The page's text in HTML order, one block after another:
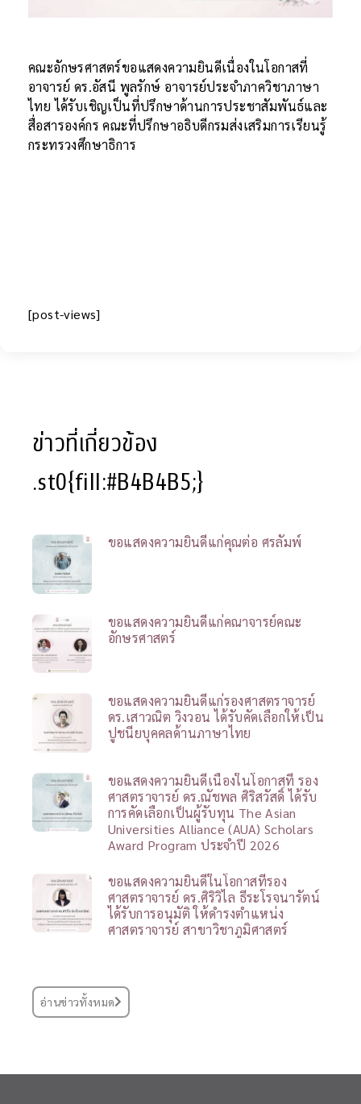
คณะอักษรศาสตร์ขอแสดงความยินดีเนื่องในโอกาสที่
อาจารย์ ดร.อัสนี พูลรักษ์ อาจารย์ประจำภาควิชาภาษา
ไทย ได้รับเชิญเป็นที่ปรึกษาด้านการประชาสัมพันธ์และ
สื่อสารองค์กร คณะที่ปรึกษาอธิบดีกรมส่งเสริมการเรียนรู้
กระทรวงศึกษาธิการ
[post-views]
ข่าวที่เกี่ยวข้อง
.st0{fill:#B4B4B5;}
ขอแสดงความยินดีแก่คุณต่อ ศรลัมพ์
ขอแสดงความยินดีแก่คณาจารย์คณะ
อักษรศาสตร์
ขอแสดงความยินดีแก่รองศาสตราจารย์
ดร.เสาวณิต วิงวอน ได้รับคัดเลือกให้เป็น
ปูชนียบุคคลด้านภาษาไทย
ขอแสดงความยินดีเนื่องในโอกาสที่ รอง
ศาสตราจารย์ ดร.ณัชพล ศิริสวัสดิ์ ได้รับ
การคัดเลือกเป็นผู้รับทุน The Asian
Universities Alliance (AUA) Scholars
Award Program ประจำปี 2026
ขอแสดงความยินดีในโอกาสที่รอง
ศาสตราจารย์ ดร.ศิริวิไล ธีระโรจนารัตน์
ได้รับการอนุมัติ ให้ดำรงตำแหน่ง
ศาสตราจารย์ สาขาวิชาภูมิศาสตร์
อ่านข่าวทั้งหมด